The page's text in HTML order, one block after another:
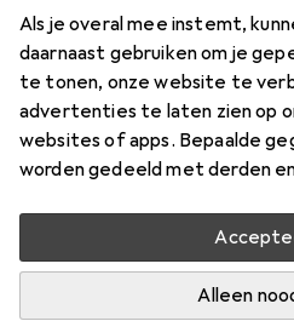
Als je overal mee instemt,
daarnaast gebruiken om je
te tonen, onze website te
advertenties te laten zien op
websites of apps. Bepaalde
worden gedeeld met derden
Alleen
EUR
14,63
Doc Johnson